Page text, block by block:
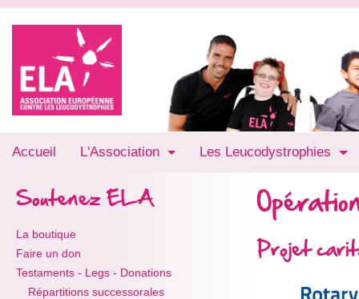
Accueil L'Association Les Leucodystrophies
Soutenez ELA
La boutique
Faire un don
Testaments - Legs - Donations
Répartitions successorales
Projet